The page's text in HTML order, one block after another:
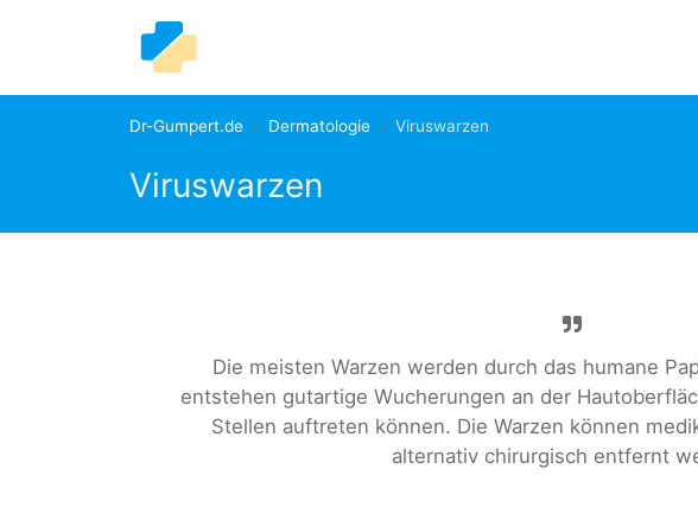
Dr-Gumpert.de Dermatologie Viruswarzen
Viruswarzen
Die meisten Warzen werden durch das humane
entstehen gutartige Wucherungen an der
Stellen auftreten können. Die Warzen können
alternativ chirurgisch entfernt